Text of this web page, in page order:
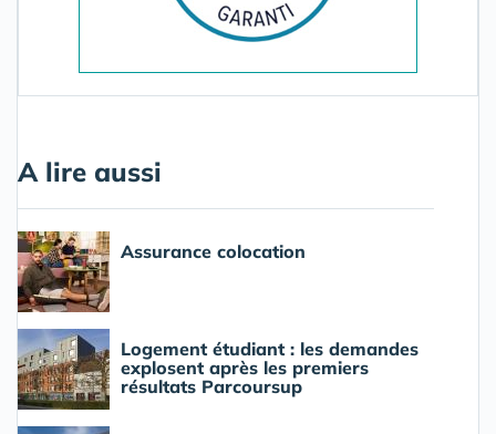
A lire aussi
Assurance colocation
Logement étudiant : les demandes
explosent après les premiers
résultats Parcoursup